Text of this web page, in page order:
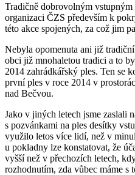
Tradičně dobrovolným
organizaci ČZS především k
této akce spojených, za což jim
Nebyla opomenuta ani již
obci již mnohaletou tradici a to
2014 zahrádkářský ples. Ten se
první ples v roce 2014 v
nad Bečvou.
Jako v jiných letech jsme zaslali
s pozvánkami na ples desítky
využilo letos více lidí, než v
u pokladny lze konstatovat, že
vyšší než v přechozích letech,
rozhodnutím, zda vůbec máme s